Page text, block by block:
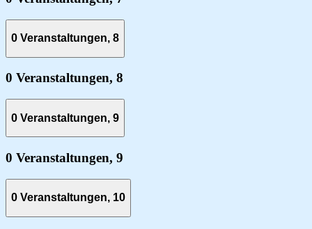
0 Veranstaltungen, 8
0 Veranstaltungen, 8
0 Veranstaltungen, 9
0 Veranstaltungen, 9
0 Veranstaltungen, 10